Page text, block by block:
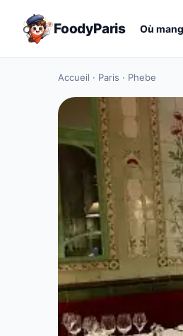
FoodyParis Où
Accueil · Paris · Phebe